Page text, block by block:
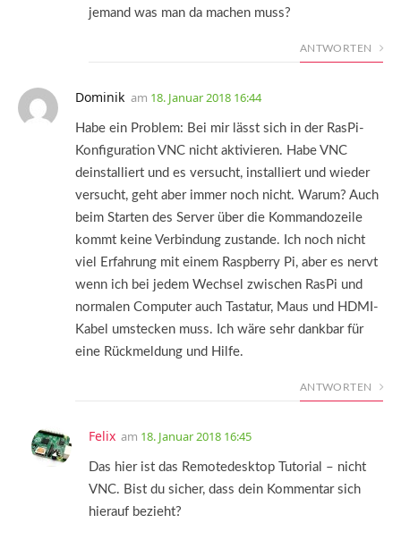
jemand was man da machen muss?
ANTWORTEN
Dominik am 18. Januar 2018 16:44
Habe ein Problem: Bei mir lässt sich in der RasPi-
Konfiguration VNC nicht aktivieren. Habe VNC
deinstalliert und es versucht, installiert und wieder
versucht, geht aber immer noch nicht. Warum? Auch
beim Starten des Server über die Kommandozeile
kommt keine Verbindung zustande. Ich noch nicht
viel Erfahrung mit einem Raspberry Pi, aber es nervt
wenn ich bei jedem Wechsel zwischen RasPi und
normalen Computer auch Tastatur, Maus und HDMI-
Kabel umstecken muss. Ich wäre sehr dankbar für
eine Rückmeldung und Hilfe.
ANTWORTEN
Felix am 18. Januar 2018 16:45
Das hier ist das Remotedesktop Tutorial – nicht
VNC. Bist du sicher, dass dein Kommentar sich
hierauf bezieht?